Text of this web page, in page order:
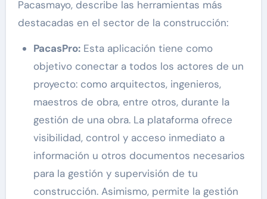
Pacasmayo, describe las herramientas más
destacadas en el sector de la construcción:
PacasPro:Esta aplicación tiene como
objetivo conectar a todos los actores de un
proyecto: como arquitectos, ingenieros,
maestros de obra, entre otros, durante la
gestión de una obra. La plataforma ofrece
visibilidad, control y acceso inmediato a
información u otros documentos necesarios
para la gestión y supervisión de tu
construcción. Asimismo, permite la gestión